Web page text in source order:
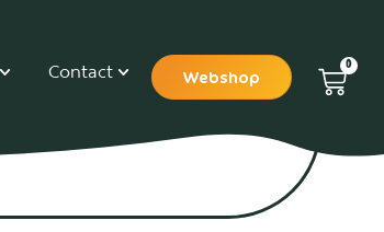
Contact Webshop
0